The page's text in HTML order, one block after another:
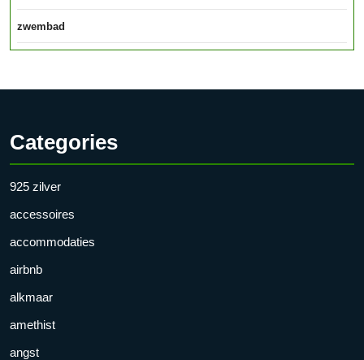
zwembad
Categories
925 zilver
accessoires
accommodaties
airbnb
alkmaar
amethist
angst